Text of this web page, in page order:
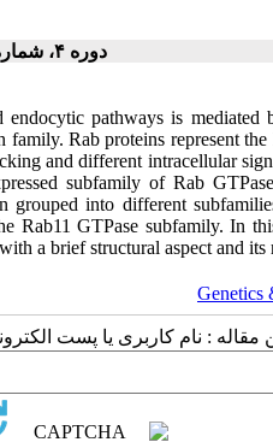
دوره ۴، شماره ۱ - ( ۱۰-۱۳۹۳ )
pathways is
Rab proteins represent
and different intracellular
subfamily of Rab
into different
Rab11 GTPase subfamily. In
a brief structural aspect and
Genetics
مقاله : نام کاربری یا پست